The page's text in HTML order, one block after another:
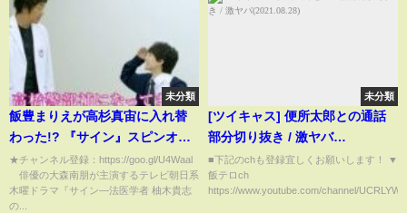
未分類
飯豊まりえが高杉真宙に入れ替
わった!? 『サイン』スピンオフ
動画 #中園柚木の木曜日『サイン
-法医学者 柚木貴志の事件-』よ
り
★チャンネル登録：https://goo.gl/U4Waal
俳優の大森南朋が主演するテレビ朝日系
木曜ドラマ『サイン―法医学者 柚木貴志
の...
未分類
[ツイキャス] 便所太郎との通話
部分切り抜き / 激ヤバ
(2021.08.28)
■下記のchも登録宜しくお願いします！ ▼
飯テロch
https://www.youtube.com/channel/